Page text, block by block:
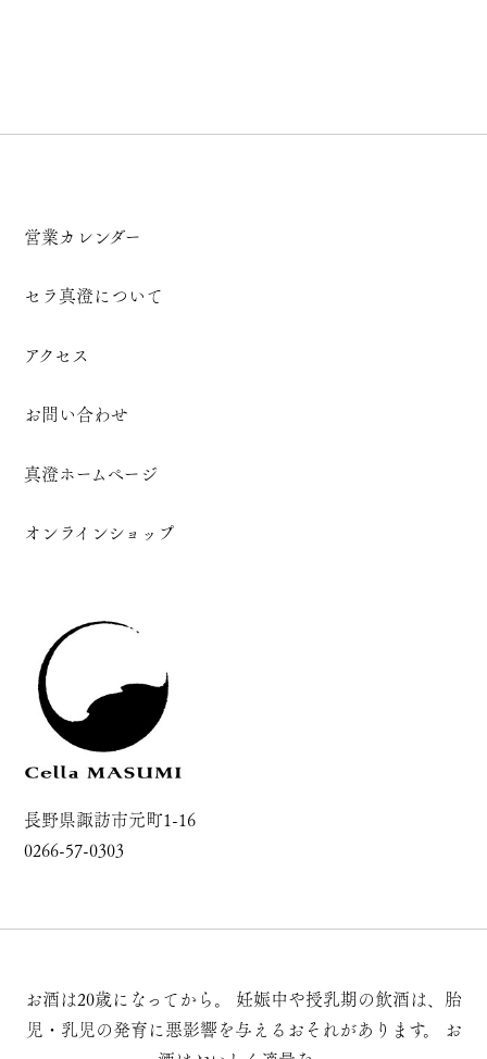
営業カレンダー
セラ真澄について
アクセス
お問い合わせ
真澄ホームページ
オンラインショップ
長野県諏訪市元町1-16
0266-57-0303
お酒は20歳になってから。
妊娠中や授乳期の飲酒は、胎
児・乳児の発育に悪影響を与えるおそれがあります。
お